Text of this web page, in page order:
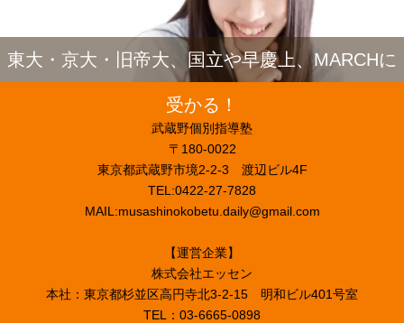
東大・京大・旧帝大、国立や早慶上、MARCHに
受かる！
武蔵野個別指導塾
〒180-0022
東京都武蔵野市境2-2-3 渡辺ビル4F
TEL:0422-27-7828
MAIL:musashinokobetu.daily@gmail.com
【運営企業】
株式会社エッセン
本社：東京都杉並区高円寺北3-2-15 明和ビル401号室
TEL：03-6665-0898